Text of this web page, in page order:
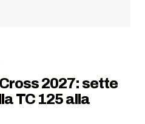
2027: sette
TC 125 alla